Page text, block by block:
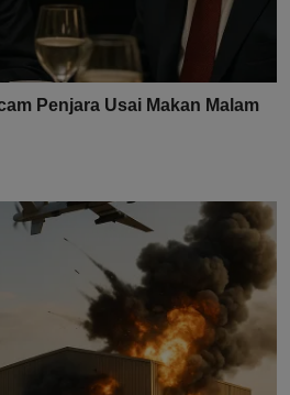
Penjara Usai Makan Malam